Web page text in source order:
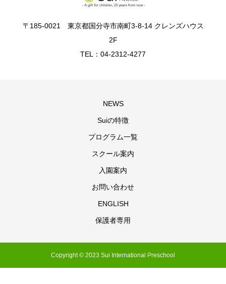
〒185-0021 東京都国分寺市南町3-8-14 クレンズハウス
2F
TEL：04-2312-4277
NEWS
Suiの特徴
プログラム一覧
スクール案内
入園案内
お問い合わせ
ENGLISH
保護者専用
Copyright © 2023 Sui International Preschool